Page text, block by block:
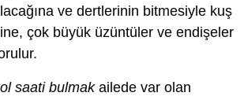
ve dertlerinin bitmesiyle kuş
çok büyük üzüntüler ve endişeler
saati bulmakailede var olan